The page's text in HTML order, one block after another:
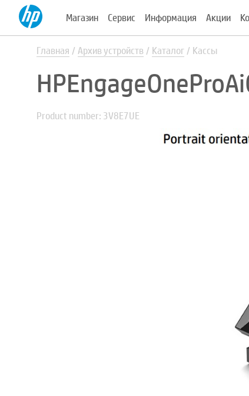
Магазин Сервис Информация Акции
Главная Архив устройств Каталог Кассы
Product number: 3V8E7UE